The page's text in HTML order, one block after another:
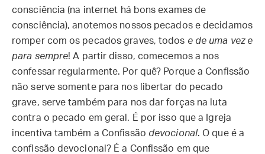
consciência (na internet há bons exames de
consciência), anotemos nossos pecados e decidamos
romper com os pecados graves, todos e de uma vez e
para sempre! A partir disso, comecemos a nos
confessar regularmente. Por quê? Porque a Confissão
não serve somente para nos libertar do pecado
grave, serve também para nos dar forças na luta
contra o pecado em geral. É por isso que a Igreja
incentiva também a Confissão devocional. O que é a
confissão devocional? É a Confissão em que